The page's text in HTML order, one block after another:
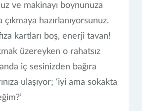
ve makinayı boynunuza
çıkmaya hazırlanıyorsunuz.
kartları boş, enerji tavan!
üzereyken o rahatsız
iç sesinizden bağıra
ulaşıyor; ‘iyi ama sokakta